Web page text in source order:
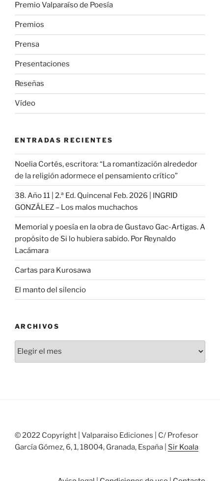
Premio Valparaíso de Poesía
Premios
Prensa
Presentaciones
Reseñas
Vídeo
ENTRADAS RECIENTES
Noelia Cortés, escritora: “La romantización alrededor
de la religión adormece el pensamiento crítico”
38. Año 11 | 2.ª Ed. Quincenal Feb. 2026 | INGRID
GONZÁLEZ – Los malos muchachos
Memorial y poesía en la obra de Gustavo Gac-Artigas. A
propósito de Si lo hubiera sabido. Por Reynaldo
Lacámara
Cartas para Kurosawa
El manto del silencio
ARCHIVOS
© 2022 Copyright | Valparaiso Ediciones | C/ Profesor
García Gómez, 6, 1, 18004, Granada, España | Sir Koala